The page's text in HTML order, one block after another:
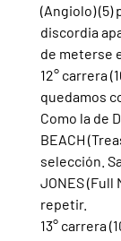
(Angiolo) (5)
discordia
de meterse
12° carrera
quedamos
Como la de
BEACH
selección.
JONES (Full
repetir.
13° carrera